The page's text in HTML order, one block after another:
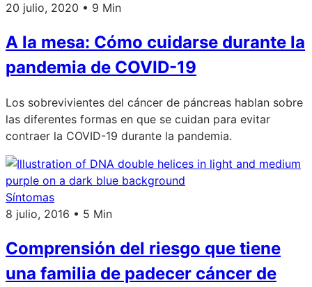
20 julio, 2020 • 9 Min
A la mesa: Cómo cuidarse durante la
pandemia de COVID-19
Los sobrevivientes del cáncer de páncreas hablan sobre
las diferentes formas en que se cuidan para evitar
contraer la COVID-19 durante la pandemia.
Síntomas
8 julio, 2016 • 5 Min
Comprensión del riesgo que tiene
una familia de padecer cáncer de